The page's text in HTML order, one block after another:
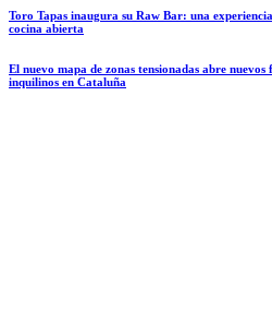
Toro Tapas inaugura su Raw Bar: una
cocina abierta
El nuevo mapa de zonas tensionadas abre
inquilinos en Cataluña